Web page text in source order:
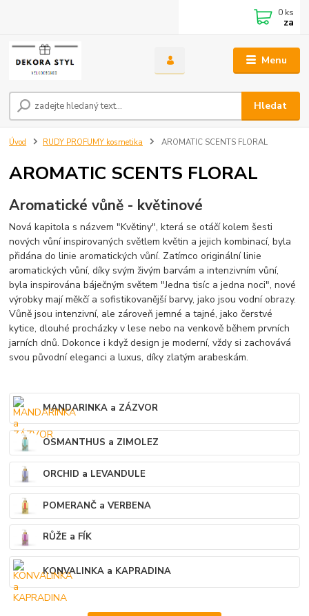
Menu
Hledat
0 ks
za
Úvod RUDY PROFUMY kosmetika AROMATIC SCENTS FLORAL
AROMATIC SCENTS FLORAL
Aromatické vůně - květinové
Nová kapitola s názvem "Květiny", která se otáčí kolem šesti
nových vůní inspirovaných světlem květin a jejich kombinací, byla
přidána do linie aromatických vůní. Zatímco originální linie
aromatických vůní, díky svým živým barvám a intenzivním vůní,
byla inspirována báječným světem "Jedna tisíc a jedna noci", nové
výrobky mají měkčí a sofistikovanější barvy, jako jsou vodní obrazy.
Vůně jsou intenzivní, ale zároveň jemné a tajné, jako čerstvé
kytice, dlouhé procházky v lese nebo na venkově během prvních
jarních dnů. Dokonce i když design je moderní, vždy si zachovává
svou původní eleganci a luxus, díky zlatým arabeskám.
MANDARINKA a ZÁZVOR
OSMANTHUS a ZIMOLEZ
ORCHID a LEVANDULE
POMERANČ a VERBENA
RŮŽE a FÍK
KONVALINKA a KAPRADINA